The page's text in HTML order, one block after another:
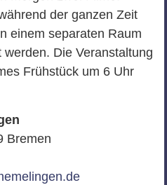
der ganzen Zeit
einem separaten Raum
Die Veranstaltung
Frühstück um 6 Uhr
Bremen